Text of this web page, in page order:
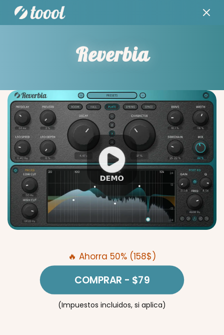
Reverbia
🔥 Ahorra 50% (158$)
COMPRAR - $79
(Impuestos incluidos, si aplica)